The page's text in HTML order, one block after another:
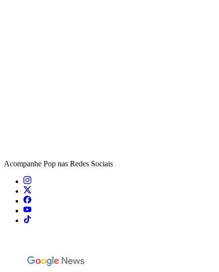
Acompanhe Pop nas Redes Sociais